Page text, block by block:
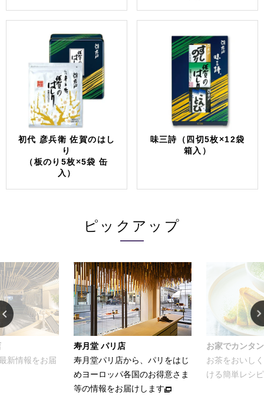
初代 彦兵衛 佐賀のはし
り
（板のり5枚×5袋 缶
入）
味三詩（四切5枚×12袋
箱入）
ピックアップ
新情報をお届
寿月堂 パリ店
寿月堂パリ店から、パリをはじ
めヨーロッパ各国のお得意さま
等の情報をお届けします
お家でカンタ
お茶をおいし
ける簡単レシ